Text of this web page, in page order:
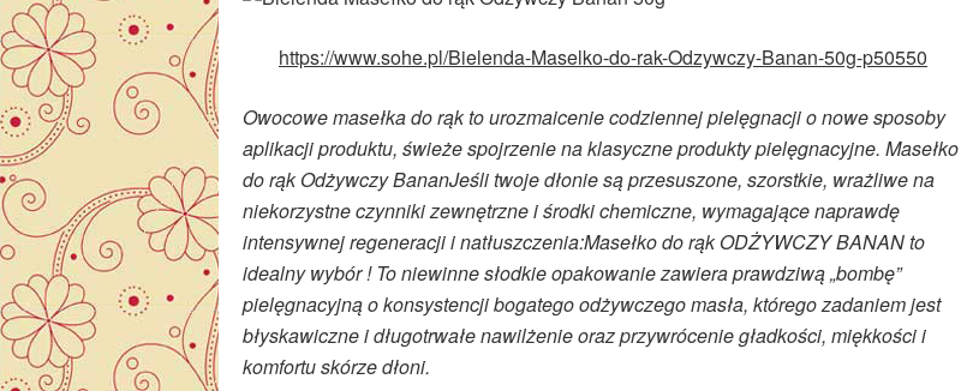
https://www.sohe.pl/Bielenda-Maselko-do-rak-Odzywczy-Banan-50g-p50550
Owocowe masełka do rąk to urozmaicenie codziennej pielęgnacji o nowe sposoby
aplikacji produktu, świeże spojrzenie na klasyczne produkty pielęgnacyjne. Masełko
do rąk Odżywczy BananJeśli twoje dłonie są przesuszone, szorstkie, wrażliwe na
niekorzystne czynniki zewnętrzne i środki chemiczne, wymagające naprawdę
intensywnej regeneracji i natłuszczenia:Masełko do rąk ODŻYWCZY BANAN to
idealny wybór ! To niewinne słodkie opakowanie zawiera prawdziwą „bombę”
pielęgnacyjną o konsystencji bogatego odżywczego masła, którego zadaniem jest
błyskawiczne i długotrwałe nawilżenie oraz przywrócenie gładkości, miękkości i
komfortu skórze dłoni.